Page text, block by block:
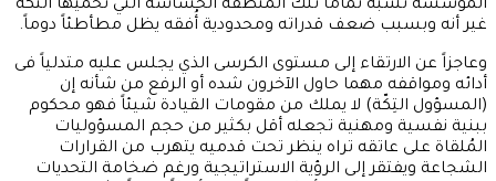
المؤسسة تشبه تماماً تلك المنطقة الحساسة التي تحميها التكة
غير أنه وبسبب ضعف قدراته ومحدودية أُفقه يظل مطأطئاً دوماً.
وعاجزاً عن الارتقاء إلى مستوى الكرسى الذي يجلس عليه متدلياً فى
أدائه ومواقفه مهما حاول الآخرون شده أو الرفع من شأنه إن
(المسؤول التِكّة) لا يملك من مقومات القيادة شيئاً فهو محكوم
ببنية نفسية ومهنية تجعله أقل بكثير من حجم المسؤوليات
المُلقاة على عاتقه تراه ينظر تحت قدميه يتهرب من القرارات
الشجاعة ويفتقر إلى الرؤية الاستراتيجية ورغم ضخامة التحديات